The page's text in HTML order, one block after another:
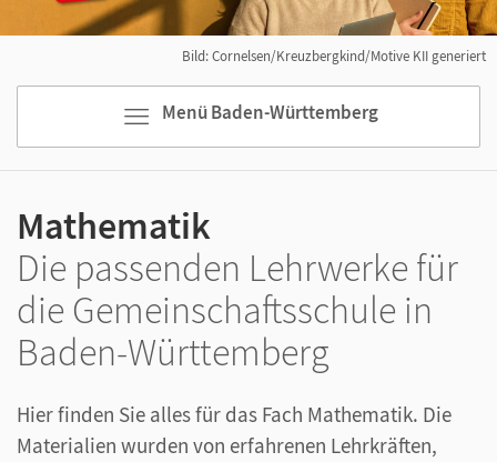
Menü Baden-Württemberg
Bild: Cornelsen/Kreuzbergkind/Motive KII generiert
Mathematik
Die passenden Lehrwerke für
die Gemeinschaftsschule in
Baden-Württemberg
Hier finden Sie alles für das Fach Mathematik. Die
Materialien wurden von erfahrenen Lehrkräften,